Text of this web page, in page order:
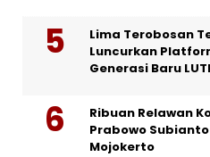
Lima Terobosan
Luncurkan
Generasi Baru
Ribuan Relawan
Prabowo
Mojokerto